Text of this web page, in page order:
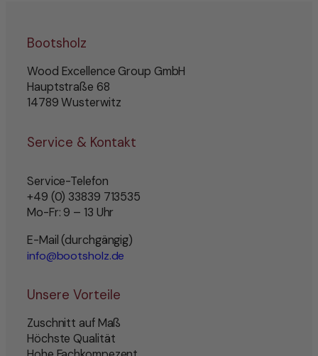
Bootsholz
Wood Excellence Group GmbH
Hauptstraße 68
14789 Wusterwitz
Service & Kontakt
Service-Telefon
+49 (0) 33839 713535
Mo-Fr: 9 – 13 Uhr
E-Mail (durchgängig)
info@bootsholz.de
Unsere Vorteile
Zuschnitt auf Maß
Höchste Qualität